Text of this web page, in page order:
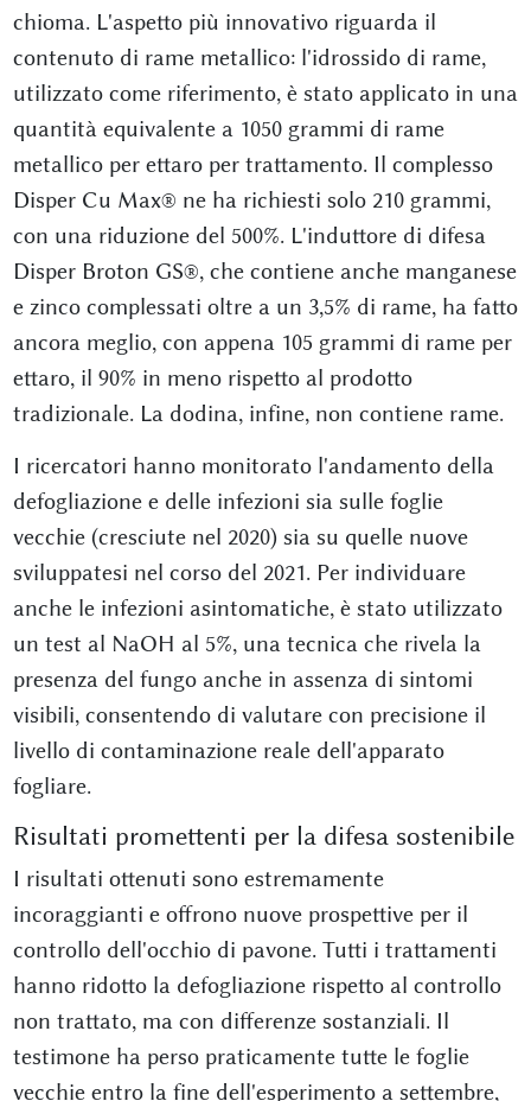
chioma. L'aspetto più innovativo riguarda il
contenuto di rame metallico: l'idrossido di rame,
utilizzato come riferimento, è stato applicato in una
quantità equivalente a 1050 grammi di rame
metallico per ettaro per trattamento. Il complesso
Disper Cu Max® ne ha richiesti solo 210 grammi,
con una riduzione del 500%. L'induttore di difesa
Disper Broton GS®, che contiene anche manganese
e zinco complessati oltre a un 3,5% di rame, ha fatto
ancora meglio, con appena 105 grammi di rame per
ettaro, il 90% in meno rispetto al prodotto
tradizionale. La dodina, infine, non contiene rame.
I ricercatori hanno monitorato l'andamento della
defogliazione e delle infezioni sia sulle foglie
vecchie (cresciute nel 2020) sia su quelle nuove
sviluppatesi nel corso del 2021. Per individuare
anche le infezioni asintomatiche, è stato utilizzato
un test al NaOH al 5%, una tecnica che rivela la
presenza del fungo anche in assenza di sintomi
visibili, consentendo di valutare con precisione il
livello di contaminazione reale dell'apparato
fogliare.
Risultati promettenti per la difesa sostenibile
I risultati ottenuti sono estremamente
incoraggianti e offrono nuove prospettive per il
controllo dell'occhio di pavone. Tutti i trattamenti
hanno ridotto la defogliazione rispetto al controllo
non trattato, ma con differenze sostanziali. Il
testimone ha perso praticamente tutte le foglie
vecchie entro la fine dell'esperimento a settembre,